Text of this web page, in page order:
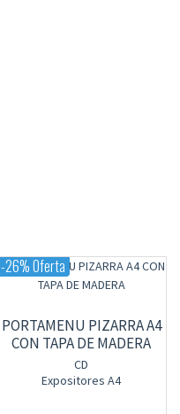
-26% Oferta
PORTAMENU PIZARRA A4
CON TAPA DE MADERA
CD
Expositores A4